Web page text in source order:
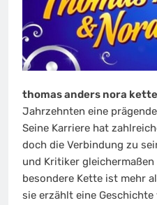
thomas anders nora kette
Jahrzehnten eine
Seine Karriere hat
doch die Verbindung zu
und Kritiker
besondere Kette ist mehr
sie erzählt eine